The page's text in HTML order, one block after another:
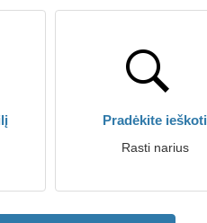
Pradėkite ieškoti
Rasti narius